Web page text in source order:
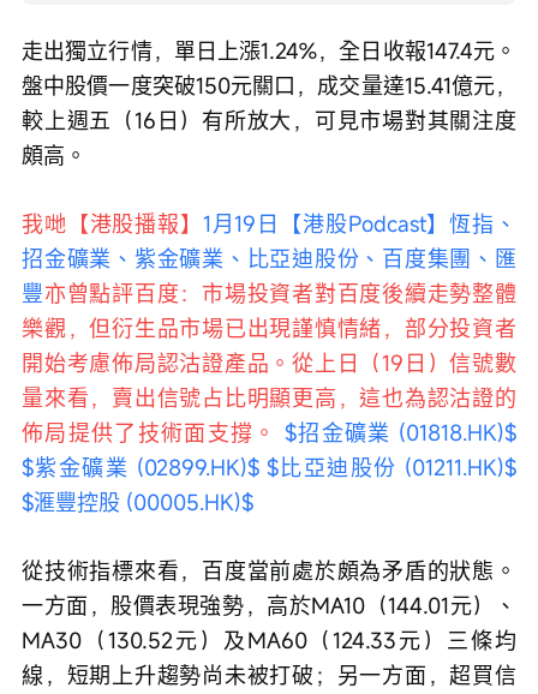
走出獨立行情，單日上漲1.24%，全日收報147.4元。
盤中股價一度突破150元關口，成交量達15.41億元，
較上週五（16日）有所放大，可見市場對其關注度
頗高。
我哋【港股播報】 1月19日【港股Podcast】恆指、
招金礦業、紫金礦業、比亞迪股份、百度集團、匯
豐亦曾點評百度：市場投資者對百度後續走勢整體
樂觀，但衍生品市場已出現謹慎情緒，部分投資者
開始考慮佈局認沽證產品。從上日（19日）信號數
量來看，賣出信號占比明顯更高，這也為認沽證的
佈局提供了技術面支撐。 $招金礦業 (01818.HK)$
$紫金礦業 (02899.HK)$ $比亞迪股份 (01211.HK)$
$滙豐控股 (00005.HK)$
從技術指標來看，百度當前處於頗為矛盾的狀態。
一方面，股價表現強勢，高於MA10（144.01元）、
MA30（130.52元）及MA60（124.33元）三條均
線，短期上升趨勢尚未被打破；另一方面，超買信